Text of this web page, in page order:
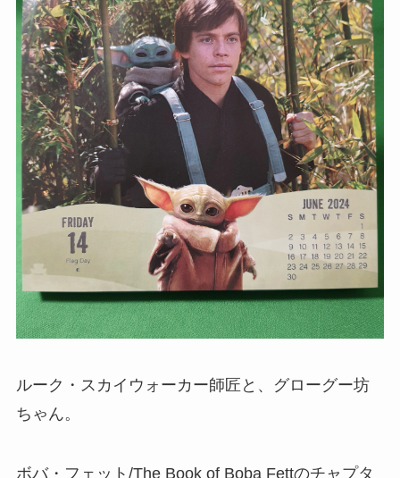
ルーク・スカイウォーカー師匠と、グローグー坊
ちゃん。
ボバ・フェット/The Book of Boba Fettのチャプタ